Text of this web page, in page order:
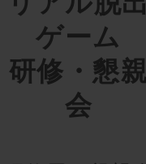
ゲーム
研修・懇
会